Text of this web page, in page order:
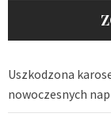
Uszkodzona
nowoczesnych